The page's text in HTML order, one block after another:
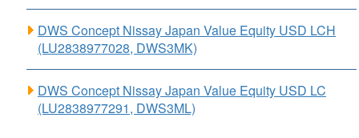
DWS Concept Nissay Japan Value Equity USD LCH
(LU2838977028, DWS3MK)
DWS Concept Nissay Japan Value Equity USD LC
(LU2838977291, DWS3ML)